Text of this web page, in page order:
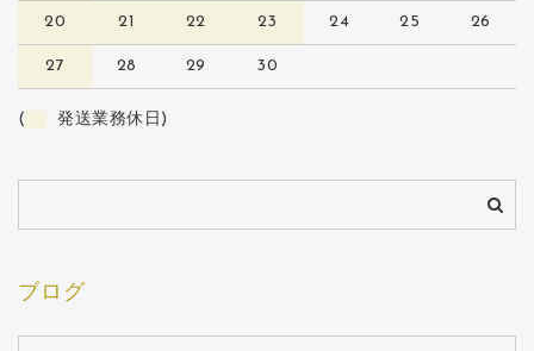
20 21 22 23 24 25 26
27 28 29 30
( 発送業務休日)
ブログ